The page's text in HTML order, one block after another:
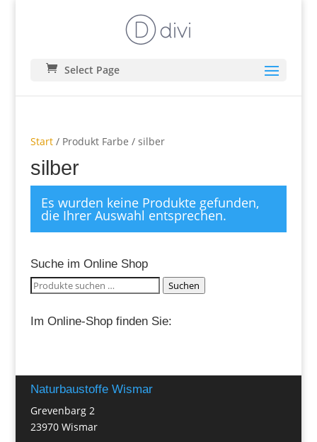
Select Page
Start/ Produkt Farbe / silber
silber
Es wurden keine Produkte gefunden,
die Ihrer Auswahl entsprechen.
Suche im Online Shop
Suchen
nach:
Suchen
Im Online-Shop finden Sie:
Naturbaustoffe Wismar
Grevenbarg 2
23970 Wismar